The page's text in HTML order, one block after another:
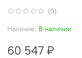
(0)
Наличие: В наличии
60 547 ₽